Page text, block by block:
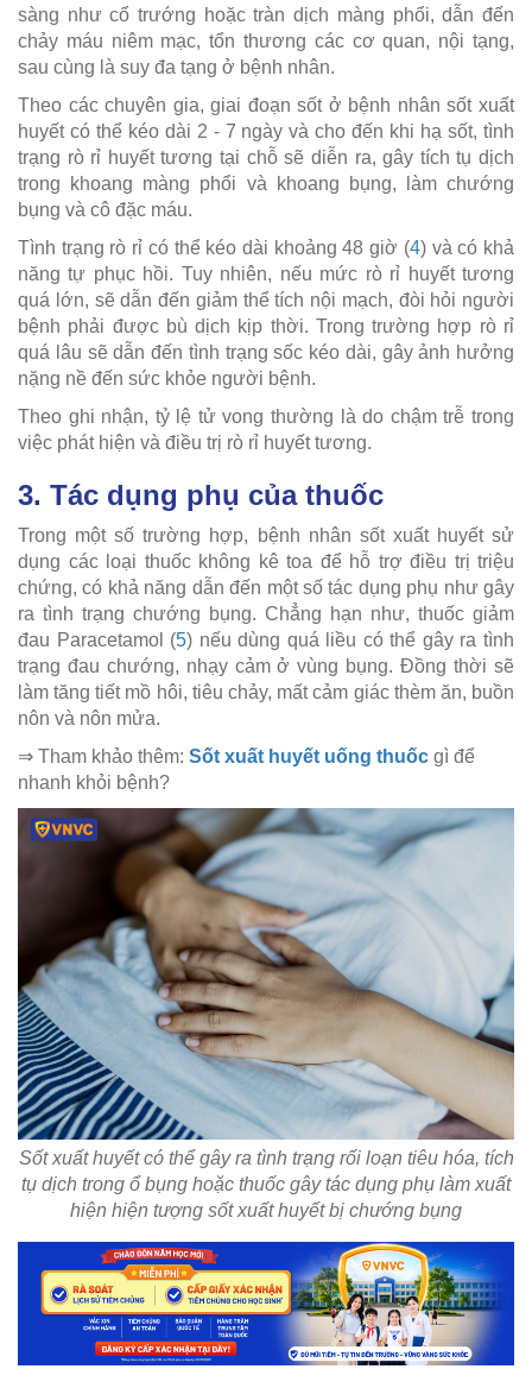
sàng như cổ trướng hoặc tràn dịch màng phổi, dẫn đến
chảy máu niêm mạc, tổn thương các cơ quan, nội tạng,
sau cùng là suy đa tạng ở bệnh nhân.
Theo các chuyên gia, giai đoạn sốt ở bệnh nhân sốt xuất
huyết có thể kéo dài 2 - 7 ngày và cho đến khi hạ sốt, tình
trạng rò rỉ huyết tương tại chỗ sẽ diễn ra, gây tích tụ dịch
trong khoang màng phổi và khoang bụng, làm chướng
bụng và cô đặc máu.
Tình trạng rò rỉ có thể kéo dài khoảng 48 giờ (4) và có khả
năng tự phục hồi. Tuy nhiên, nếu mức rò rỉ huyết tương
quá lớn, sẽ dẫn đến giảm thể tích nội mạch, đòi hỏi người
bệnh phải được bù dịch kịp thời. Trong trường hợp rò rỉ
quá lâu sẽ dẫn đến tình trạng sốc kéo dài, gây ảnh hưởng
nặng nề đến sức khỏe người bệnh.
Theo ghi nhận, tỷ lệ tử vong thường là do chậm trễ trong
việc phát hiện và điều trị rò rỉ huyết tương.
3. Tác dụng phụ của thuốc
Trong một số trường hợp, bệnh nhân sốt xuất huyết sử
dụng các loại thuốc không kê toa để hỗ trợ điều trị triệu
chứng, có khả năng dẫn đến một số tác dụng phụ như gây
ra tình trạng chướng bụng. Chẳng hạn như, thuốc giảm
đau Paracetamol (5) nếu dùng quá liều có thể gây ra tình
trạng đau chướng, nhạy cảm ở vùng bụng. Đồng thời sẽ
làm tăng tiết mồ hôi, tiêu chảy, mất cảm giác thèm ăn, buồn
nôn và nôn mửa.
⇒ Tham khảo thêm: Sốt xuất huyết uống thuốc gì để
nhanh khỏi bệnh?
Sốt xuất huyết có thể gây ra tình trạng rối loạn tiêu hóa, tích
tụ dịch trong ổ bụng hoặc thuốc gây tác dụng phụ làm xuất
hiện hiện tượng sốt xuất huyết bị chướng bụng